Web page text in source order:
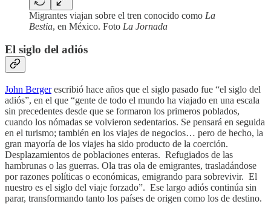
Migrantes viajan sobre el tren conocido como La
Bestia, en México. Foto La Jornada
El siglo del adiós
John Bergerescribió hace años que el siglo pasado fue “el siglo del
adiós”, en el que “gente de todo el mundo ha viajado en una escala
sin precedentes desde que se formaron los primeros poblados,
cuando los nómadas se volvieron sedentarios. Se pensará en seguida
en el turismo; también en los viajes de negocios… pero de hecho, la
gran mayoría de los viajes ha sido producto de la coerción.
Desplazamientos de poblaciones enteras. Refugiados de las
hambrunas o las guerras. Ola tras ola de emigrantes, trasladándose
por razones políticas o económicas, emigrando para sobrevivir. El
nuestro es el siglo del viaje forzado”. Ese largo adiós continúa sin
parar, transformando tanto los países de origen como los de destino.